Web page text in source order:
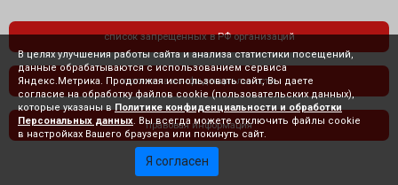
список запрещенных в РФ организаций
политика конфиденциальности
правовая информация
В целях улучшения работы сайта и анализа статистики посещений,
данные обрабатываются с использованием сервиса
Яндекс.Метрика. Продолжая использовать сайт, Вы даете
согласие на обработку файлов cookie (пользовательских данных),
которые указаны в Политике конфиденциальности и обработки
Персональных данных . Вы всегда можете отключить файлы cookie
в настройках Вашего браузера или покинуть сайт.
Я согласен